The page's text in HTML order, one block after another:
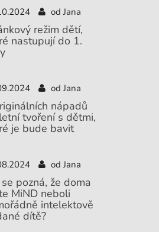
od Jana
režim dětí,
nastupují do 1.
od Jana
nápadů
tvoření s dětmi,
je bude bavit
od Jana
se pozná, že doma
MiND neboli
intelektově
dítě?